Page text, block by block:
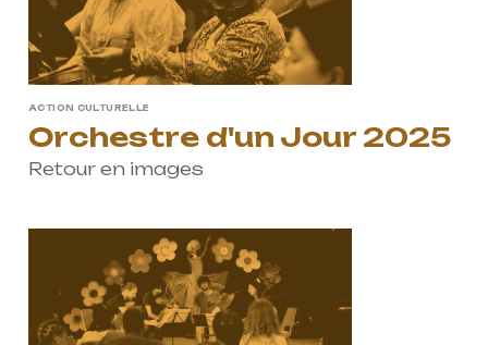
ACTION CULTURELLE
Orchestre d'un Jour 2025
Retour en images